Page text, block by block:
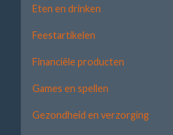
Eten en drinken
Feestartikelen
Financiële producten
Games en spellen
Gezondheid en verzorging